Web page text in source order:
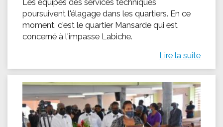
poursuivent l'élagage dans les quartiers. En ce
moment, c'est le quartier Mansarde qui est
concerné à l'impasse Labiche.
Lire la suite